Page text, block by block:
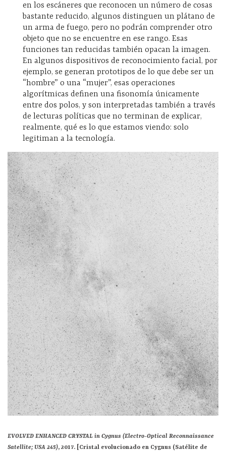
en los escáneres que reconocen un número de cosas
bastante reducido, algunos distinguen un plátano de
un arma de fuego, pero no podrán comprender otro
objeto que no se encuentre en ese rango. Esas
funciones tan reducidas también opacan la imagen.
En algunos dispositivos de reconocimiento facial, por
ejemplo, se generan prototipos de lo que debe ser un
“hombre” o una “mujer”, esas operaciones
algorítmicas definen una fisonomía únicamente
entre dos polos, y son interpretadas también a través
de lecturas políticas que no terminan de explicar,
realmente, qué es lo que estamos viendo: solo
legitiman a la tecnología.
EVOLVED ENHANCED CRYSTAL in Cygnus (Electro-Optical Reconnaissance
Satellite; USA 245), 2017. [Cristal evolucionado en Cygnus (Satélite de